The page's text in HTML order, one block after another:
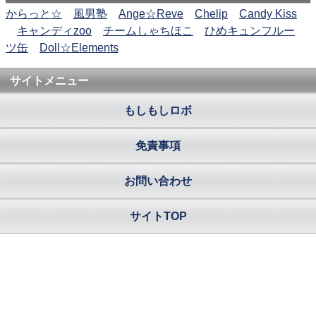
からっと☆ 風男塾 Ange☆Reve Chelip
Candy Kiss
キャンディzoo
チームしゃちほこ
ひめキュンフルー
ツ缶
Doll☆Elements
サイトメニュー
もしもしロボ
免責事項
お問い合わせ
サイトTOP